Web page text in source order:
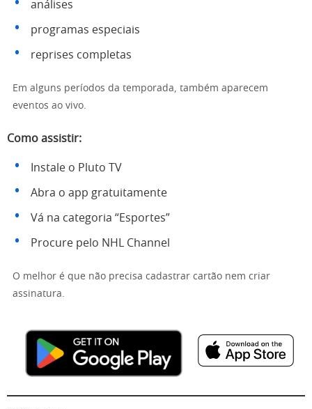
análises
programas especiais
reprises completas
Em alguns períodos da temporada, também aparecem
eventos ao vivo.
Como assistir:
Instale o Pluto TV
Abra o app gratuitamente
Vá na categoria “Esportes”
Procure pelo NHL Channel
O melhor é que não precisa cadastrar cartão nem criar
assinatura.